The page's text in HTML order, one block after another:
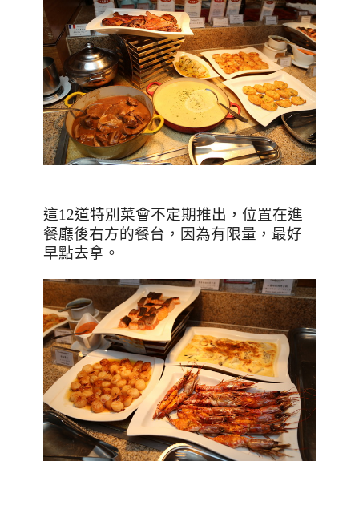
這12道特別菜會不定期推出，位置在進
餐廳後右方的餐台，因為有限量，最好
早點去拿。